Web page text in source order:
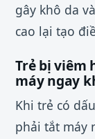
gây khô da
cao lại tạo
Trẻ bị viêm
máy ngay
Khi trẻ có
phải tắt máy